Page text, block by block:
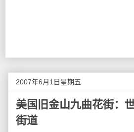
2007年6月1日星期五
美国旧金山九曲花街：
街道